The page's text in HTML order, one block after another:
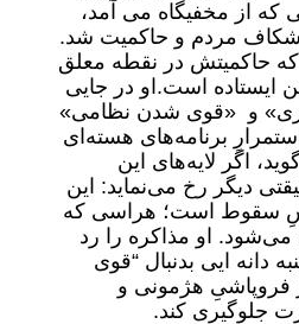
که از مخفیگاه می آمد،
مردم و حاکمیت شد.
که حاکمیتش در نقطه معلق
ایستاده است.او در جایی
و «قوی شدن نظامی»
برنامه‌های هسته‌ای
اگر لایه‌های این
دیگر رخ می‌نماید: این
سقوط است؛ هراسی که
او مذاکره را رد
دانه ایی بدنبال “قوی
فروپاشیِ هژمونی و
جلوگیری کند.